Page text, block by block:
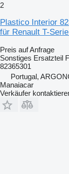
2
Plastico Interior
für Renault T-
Preis auf Anfrage
Sonstiges Ersatzteil
82365301
Portugal,
Manaiacar
Verkäufer